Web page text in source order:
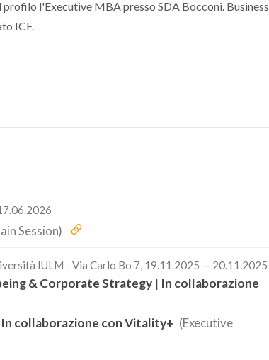
profilo l'Executive MBA presso SDA Bocconi. Business
ICF.
Session)
IULM - Via Carlo Bo 7, 19.11.2025 — 20.11.2025
& Corporate Strategy | In collaborazione
collaborazione con Vitality+ (Executive